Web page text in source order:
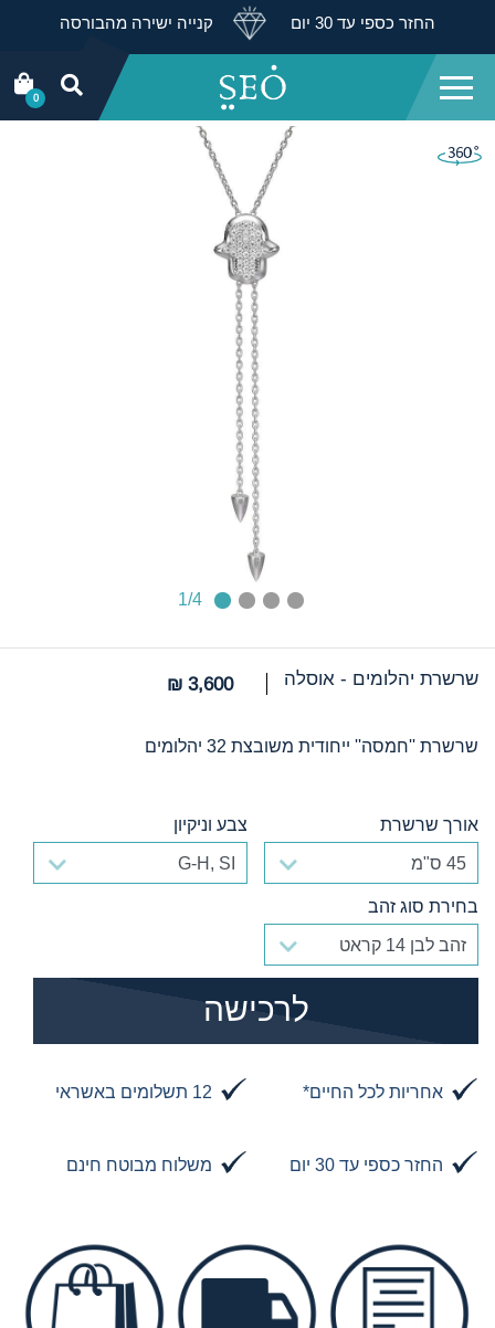
החזר כספי עד 30 יום קנייה ישירה מהבורסה
0
1/4
שרשרת יהלומים - אוסלה 3,600 ₪
שרשרת ''חמסה'' ייחודית משובצת 32 יהלומים
אורך שרשרת
אורך שרשרת
צבע וניקיון
צבע וניקיון
בחירת סוג זהב
בחירת סוג זהב
לרכישה
אחריות לכל החיים* 12 תשלומים באשראי
החזר כספי עד 30 יום משלוח מבוטח חינם